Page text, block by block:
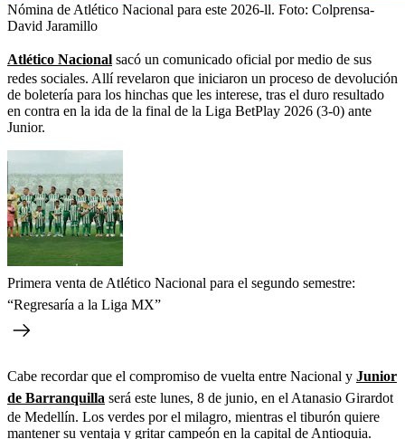
Nómina de Atlético Nacional para este 2026-ll. Foto: Colprensa-
David Jaramillo
Atlético Nacional sacó un comunicado oficial por medio de sus
redes sociales. Allí revelaron que iniciaron un proceso de devolución
de boletería para los hinchas que les interese, tras el duro resultado
en contra en la ida de la final de la Liga BetPlay 2026 (3-0) ante
Junior.
Primera venta de Atlético Nacional para el segundo semestre:
“Regresaría a la Liga MX”
Cabe recordar que el compromiso de vuelta entre Nacional y Junior
de Barranquilla será este lunes, 8 de junio, en el Atanasio Girardot
de Medellín. Los verdes por el milagro, mientras el tiburón quiere
mantener su ventaja y gritar campeón en la capital de Antioquia.